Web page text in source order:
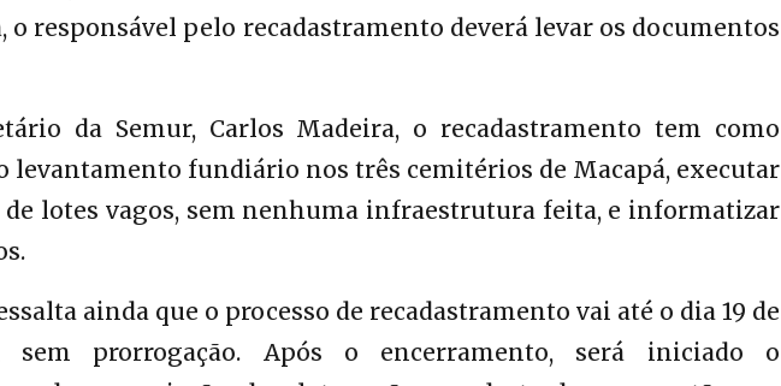
o responsável pelo recadastramento deverá levar os documentos
da Semur, Carlos Madeira, o recadastramento tem como
levantamento fundiário nos três cemitérios de Macapá, executar
de lotes vagos, sem nenhuma infraestrutura feita, e informatizar
ainda que o processo de recadastramento vai até o dia 19 de
sem prorrogação. Após o encerramento, será iniciado o